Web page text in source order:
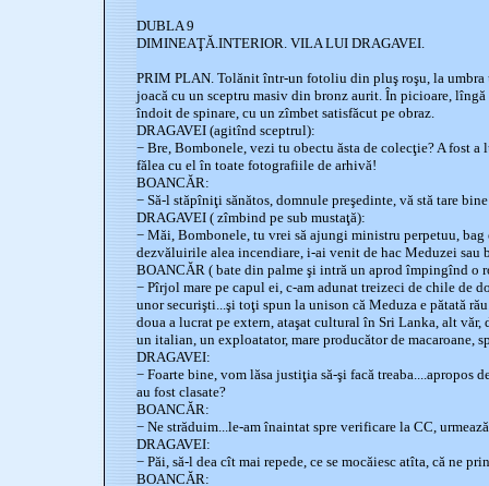
DUBLA 9
DIMINEAŢĂ.INTERIOR. VILA LUI DRAGAVEI.
PRIM PLAN. Tolănit într-un fotoliu din pluş roşu, la
joacă cu un sceptru masiv din bronz aurit. În picioare,
îndoit de spinare, cu un zîmbet satisfăcut pe obraz.
DRAGAVEI (agitînd sceptrul):
− Bre, Bombonele, vezi tu obectu ăsta de colecţie? A fost a
fălea cu el în toate fotografiile de arhivă!
BOANCĂR:
− Să-l stăpîniţi sănătos, domnule preşedinte, vă stă tare
DRAGAVEI ( zîmbind pe sub mustaţă):
− Măi, Bombonele, tu vrei să ajungi ministru perpetuu, bag
dezvăluirile alea incendiare, i-ai venit de hac Meduzei sau
BOANCĂR ( bate din palme şi intră un aprod împingînd o
− Pîrjol mare pe capul ei, c-am adunat treizeci de chile de
unor securişti...şi toţi spun la unison că Meduza e pătată
doua a lucrat pe extern, ataşat cultural în Sri Lanka, alt
un italian, un exploatator, mare producător de macaroane,
DRAGAVEI:
− Foarte bine, vom lăsa justiţia să-şi facă treaba....apropos
au fost clasate?
BOANCĂR:
− Ne străduim...le-am înaintat spre verificare la CC,
DRAGAVEI:
− Păi, să-l dea cît mai repede, ce se mocăiesc atîta, că ne
BOANCĂR: